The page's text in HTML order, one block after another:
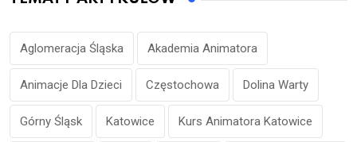
Aglomeracja Śląska Akademia Animatora
Animacje Dla Dzieci Częstochowa Dolina Warty
Górny Śląsk Katowice Kurs Animatora Katowice